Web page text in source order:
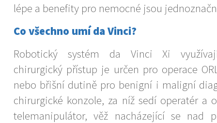
lépe a benefity pro nemocné jsou
Co všechno umí da Vinci?
Robotický systém da Vinci Xi
chirurgický přístup je určen pro operace
nebo břišní dutině pro benigní i maligní
chirurgické konzole, za níž sedí operatér a
telemanipulátor, věž nacházející se nad